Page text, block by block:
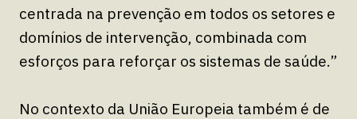
centrada na prevenção em todos os setores e
domínios de intervenção, combinada com
esforços para reforçar os sistemas de saúde.”
No contexto da União Europeia também é de